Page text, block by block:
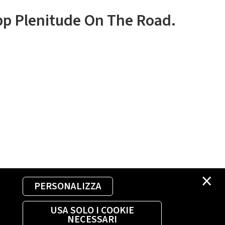
×
PERSONALIZZA
USA SOLO I COOKIE
NECESSARI
Plenitude On The Road.